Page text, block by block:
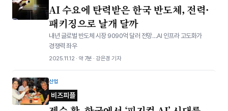
AI 수요에 탄력받은 한국 반도체, 전력·
패키징으로 날개 달까
내년 글로벌 반도체 시장 9090억 달러 전망…AI 인프라 고도화가
경쟁력 좌우
2025.11.12 · 약 7분 · 강은경 기자
산업
비즈피플